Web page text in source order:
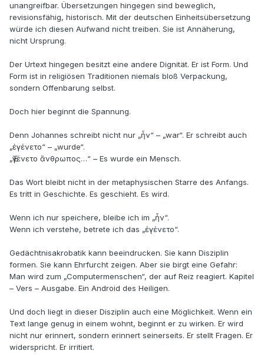
unangreifbar. Übersetzungen hingegen sind beweglich,
revisionsfähig, historisch. Mit der deutschen Einheitsübersetzung
würde ich diesen Aufwand nicht treiben. Sie ist Annäherung,
nicht Ursprung.
Der Urtext hingegen besitzt eine andere Dignität. Er ist Form. Und
Form ist in religiösen Traditionen niemals bloß Verpackung,
sondern Offenbarung selbst.
Doch hier beginnt die Spannung.
Denn Johannes schreibt nicht nur „ἦν“ – „war“. Er schreibt auch
„ἐγένετο“ – „wurde“.
„Ἐγένετο ἄνθρωπος…“ – Es wurde ein Mensch.
Das Wort bleibt nicht in der metaphysischen Starre des Anfangs.
Es tritt in Geschichte. Es geschieht. Es wird.
Wenn ich nur speichere, bleibe ich im „ἦν“.
Wenn ich verstehe, betrete ich das „ἐγένετο“.
Gedächtnisakrobatik kann beeindrucken. Sie kann Disziplin
formen. Sie kann Ehrfurcht zeigen. Aber sie birgt eine Gefahr:
Man wird zum „Computermenschen“, der auf Reiz reagiert. Kapitel
– Vers – Ausgabe. Ein Android des Heiligen.
Und doch liegt in dieser Disziplin auch eine Möglichkeit. Wenn ein
Text lange genug in einem wohnt, beginnt er zu wirken. Er wird
nicht nur erinnert, sondern erinnert seinerseits. Er stellt Fragen. Er
widerspricht. Er irritiert.